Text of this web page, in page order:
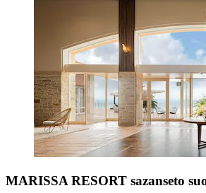
MARISSA RESORT sazanseto